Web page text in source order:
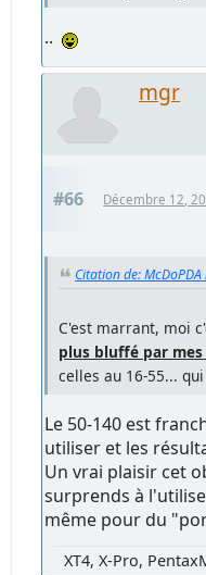
..
mgr
#66 Décembre 12,
Citation de:
C'est marrant, moi
plus bluffé par mes
celles au 16-55...
Le 50-140 est
utiliser et les
Un vrai plaisir cet
surprends à
même pour du
XT4, X-Pro,